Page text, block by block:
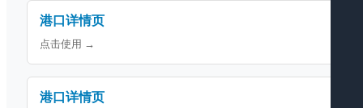
港口详情页
点击使用 →
港口详情页